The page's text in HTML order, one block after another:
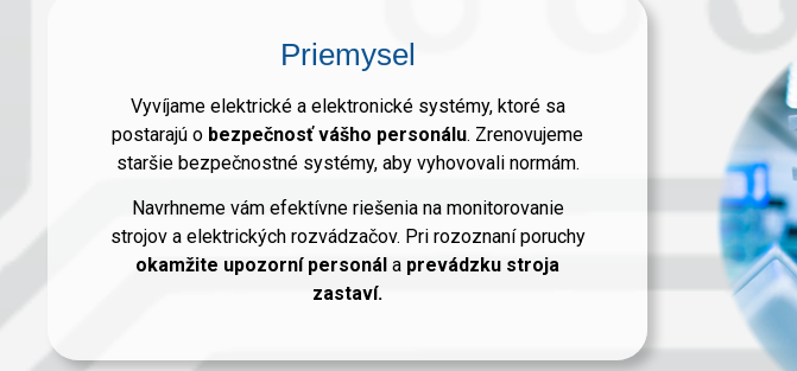
Priemysel
Vyvíjame elektrické a elektronické systémy, ktoré sa
postarajú o bezpečnosť vášho personálu. Zrenovujeme
staršie bezpečnostné systémy, aby vyhovovali normám.
Navrhneme vám efektívne riešenia na monitorovanie
strojov a elektrických rozvádzačov. Pri rozoznaní poruchy
okamžite upozorní personál a prevádzku stroja
zastaví.